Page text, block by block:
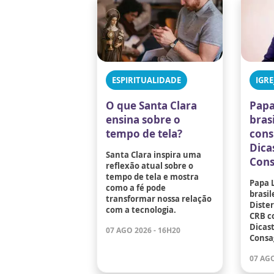
ESPIRITUALIDADE
O que Santa Clara
ensina sobre o
tempo de tela?
Santa Clara inspira uma
reflexão atual sobre o
tempo de tela e mostra
como a fé pode
transformar nossa relação
com a tecnologia.
07 AGO 2026 - 16H20
Papa
CRB
07